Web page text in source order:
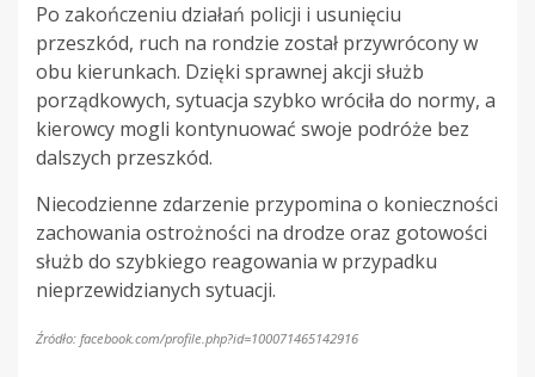
Po zakończeniu działań policji i usunięciu
przeszkód, ruch na rondzie został przywrócony w
obu kierunkach. Dzięki sprawnej akcji służb
porządkowych, sytuacja szybko wróciła do normy, a
kierowcy mogli kontynuować swoje podróże bez
dalszych przeszkód.
Niecodzienne zdarzenie przypomina o konieczności
zachowania ostrożności na drodze oraz gotowości
służb do szybkiego reagowania w przypadku
nieprzewidzianych sytuacji.
Źródło: facebook.com/profile.php?id=100071465142916